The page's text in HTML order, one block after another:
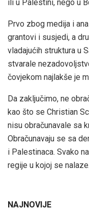
ili u Palestini, nego u
Prvo zbog medija i
grantovi i susjedi, a
vladajućih struktura u
stvarale
čovjekom najlakše je
Da zaključimo, ne
kao što se Christian
nisu obračunavale sa
Obračunavaju se sa
i Palestinaca. Svako
regije u kojoj se nalaze.
NAJNOVIJE